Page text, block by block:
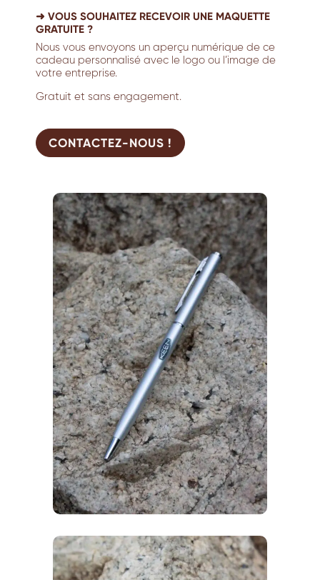
➜ VOUS SOUHAITEZ RECEVOIR UNE MAQUETTE
GRATUITE ?
Nous vous envoyons un aperçu numérique de ce
cadeau personnalisé avec le logo ou l’image de
votre entreprise.
Gratuit et sans engagement.
CONTACTEZ-NOUS !